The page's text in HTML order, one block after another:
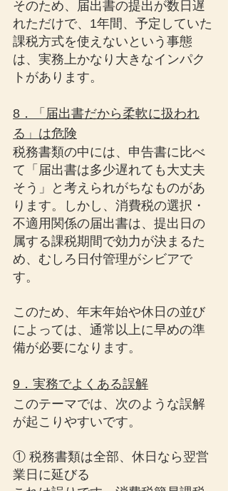
そのため、届出書の提出が数日遅
れただけで、1年間、予定していた
課税方式を使えないという事態
は、実務上かなり大きなインパク
トがあります。
8．「届出書だから柔軟に扱われ
る」は危険
税務書類の中には、申告書に比べ
て「届出書は多少遅れても大丈夫
そう」と考えられがちなものがあ
ります。しかし、消費税の選択・
不適用関係の届出書は、提出日の
属する課税期間で効力が決まるた
め、むしろ日付管理がシビアで
す。
このため、年末年始や休日の並び
によっては、通常以上に早めの準
備が必要になります。
9．実務でよくある誤解
このテーマでは、次のような誤解
が起こりやすいです。
① 税務書類は全部、休日なら翌営
業日に延びる